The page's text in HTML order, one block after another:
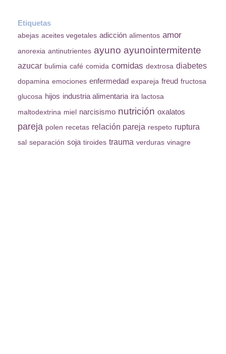
Etiquetas
abejas aceites vegetales adicción alimentos amor
anorexia antinutrientes ayuno ayunointermitente
azucar bulimia café comida comidas dextrosa diabetes
dopamina emociones enfermedad expareja freud fructosa
glucosa hijos industria alimentaria ira lactosa
maltodextrina miel narcisismo nutrición oxalatos
pareja polen recetas relación pareja respeto ruptura
sal separación soja tiroides trauma verduras vinagre